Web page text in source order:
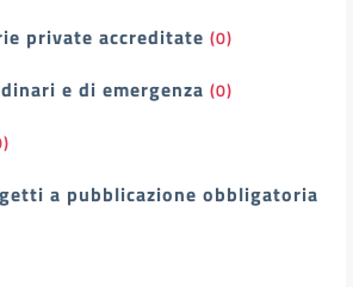
private accreditate (0)
e di emergenza (0)
a pubblicazione obbligatoria